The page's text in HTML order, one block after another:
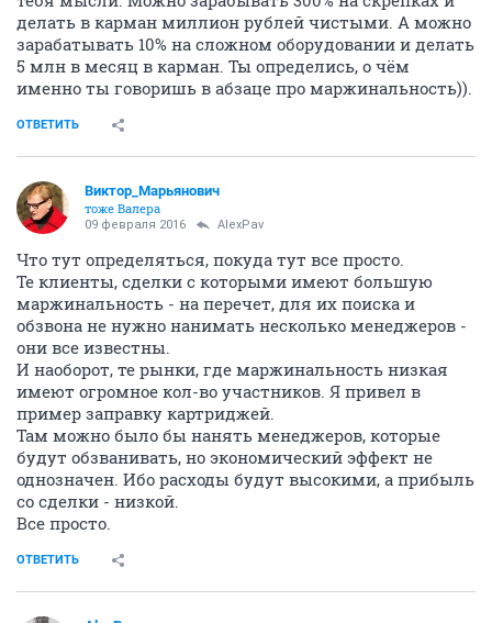
делать в карман миллион рублей чистыми. А можно
зарабатывать 10% на сложном оборудовании и делать
5 млн в месяц в карман. Ты определись, о чём
именно ты говоришь в абзаце про маржинальность)).
ОТВЕТИТЬ
Виктор_Марьянович
тоже Валера
09 февраля 2016 AlexPav
Что тут определяться, покуда тут все просто.
Те клиенты, сделки с которыми имеют большую
маржинальность - на перечет, для их поиска и
обзвона не нужно нанимать несколько менеджеров -
они все известны.
И наоборот, те рынки, где маржинальность низкая
имеют огромное кол-во участников. Я привел в
пример заправку картриджей.
Там можно было бы нанять менеджеров, которые
будут обзванивать, но экономический эффект не
однозначен. Ибо расходы будут высокими, а прибыль
со сделки - низкой.
Все просто.
ОТВЕТИТЬ